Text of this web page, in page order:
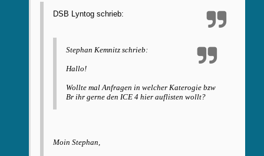
DSB Lyntog schrieb:
Stephan Kemnitz schrieb:
Hallo!
Wollte mal Anfragen in welcher Katerogie bzw
Br ihr gerne den ICE 4 hier auflisten wollt?
Moin Stephan,